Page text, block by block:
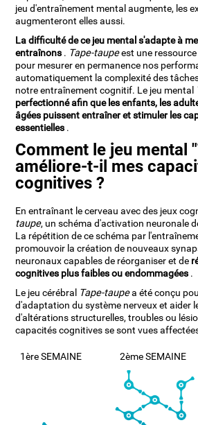
jeu d'entraînement mental augmente, les
augmenteront elles aussi.
La difficulté de ce jeu mental s'adapte à
entraînons . Tape-taupeest une
pour mesurer en permanence nos
automatiquement la complexité des
notre entraînement cognitif. Le jeu mental
perfectionné afin que les enfants, les
âgées puissent entraîner et stimuler les
essentielles .
Comment le jeu mental
améliore-t-il mes
cognitives ?
En entraînant le cerveau avec des jeux
taupe, un schéma d'activation neuronale
La répétition de ce schéma par
promouvoir la création de nouveaux
neuronaux capables de réorganiser et de
cognitives plus faibles ou endommagées .
Le jeu cérébral Tape-taupea été conçu
d'adaptation du système nerveux et aider
d'altérations structurelles, troubles ou
capacités cognitives se sont vues
1ère SEMAINE 2ème SEMAINE